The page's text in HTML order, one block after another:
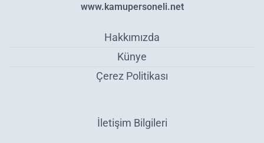
www.kamupersoneli.net
Hakkımızda
Künye
Çerez Politikası
İletişim Bilgileri